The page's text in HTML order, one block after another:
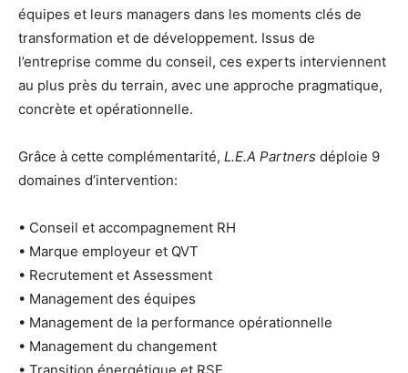
équipes et leurs managers dans les moments clés de
transformation et de développement. Issus de
l’entreprise comme du conseil, ces experts interviennent
au plus près du terrain, avec une approche pragmatique,
concrète et opérationnelle.
Grâce à cette complémentarité, L.E.A Partners déploie 9
domaines d’intervention:
• Conseil et accompagnement RH
• Marque employeur et QVT
• Recrutement et Assessment
• Management des équipes
• Management de la performance opérationnelle
• Management du changement